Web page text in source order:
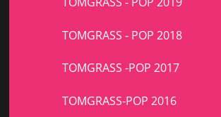
TOMGRASS - POP 2018
TOMGRASS -POP 2017
TOMGRASS-POP 2016